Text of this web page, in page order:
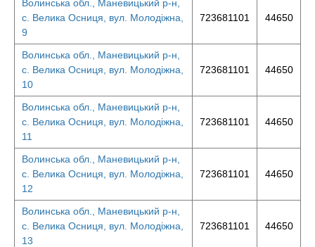
Волинська обл., Маневицький р-н,
с. Велика Осниця, вул. Молодіжна,
9
723681101 44650
Волинська обл., Маневицький р-н,
с. Велика Осниця, вул. Молодіжна,
10
723681101 44650
Волинська обл., Маневицький р-н,
с. Велика Осниця, вул. Молодіжна,
11
723681101 44650
Волинська обл., Маневицький р-н,
с. Велика Осниця, вул. Молодіжна,
12
723681101 44650
Волинська обл., Маневицький р-н,
с. Велика Осниця, вул. Молодіжна,
13
723681101 44650